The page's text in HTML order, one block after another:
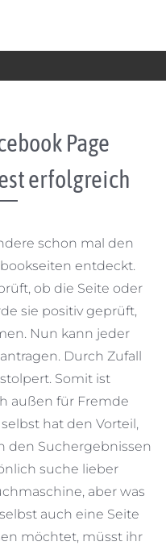
Page
erfolgreich
schon mal den
entdeckt.
ob die Seite oder
sie positiv geprüft,
Nun kann jeder
Durch Zufall
Somit ist
außen für Fremde
hat den Vorteil,
den Suchergebnissen
suche lieber
aber was
auch eine Seite
möchtet, müsst ihr